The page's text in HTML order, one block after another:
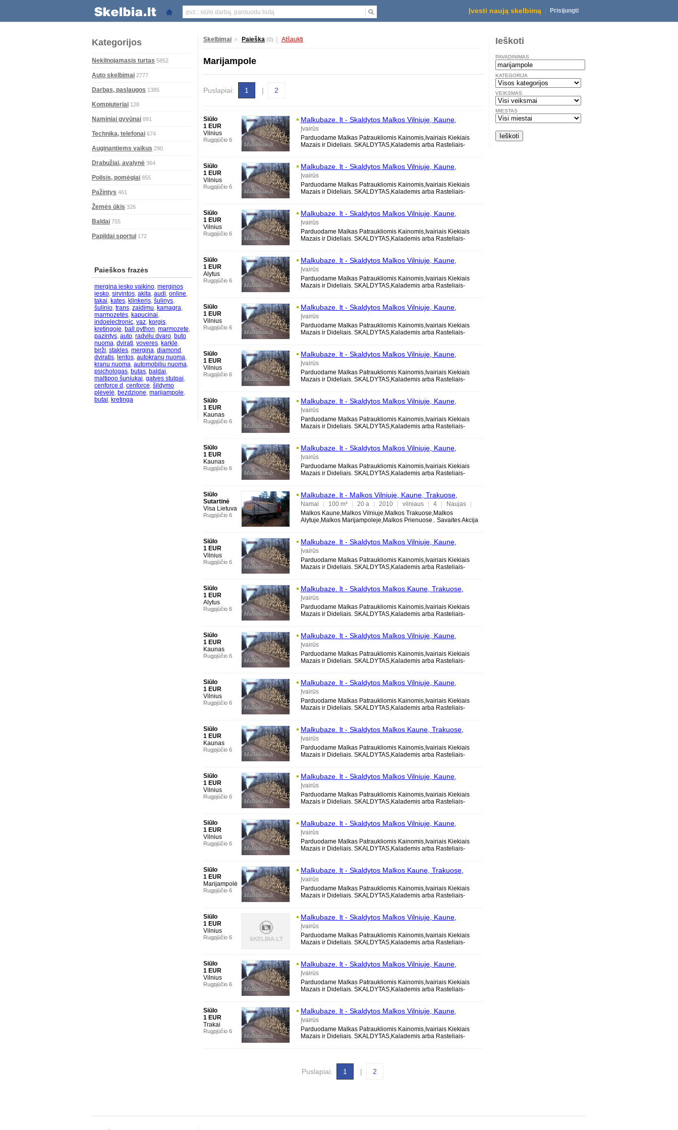
Įvesti naują skelbimą Prisijungti
Kategorijos
Nekilnojamasis turtas 5852
Auto skelbimai 2777
Darbas, paslaugos 1385
Kompiuteriai 128
Naminiai gyvūnai 891
Technika, telefonai 674
Auginantiems vaikus 290
Drabužiai, avalynė 364
Poilsis, pomėgiai 855
Pažintys 461
Žemės ūkis 326
Baldai 755
Papildai sportui 172
Paieškos frazės
mergina iesko vaikino, merginos
iesko, sirvintos, akita, audi, online,
takai, kates, klinkeris, šulinys,
šulinio, trans, zaidimu, kamagra,
marmozetės, kapucinai,
indoelectronic, vaz, korgis,
kretingoje, ball python, marmozete,
pazintys, auto, radvilu dvaro, buto
nuoma, dvirati, voveres, karkle,
birži, stakles, mergina, diamond ,
dviratis, lentos, autokranų nuoma,
kranu nuoma, automobiliu nuoma,
psichologas, butas, baldai,
maltipoo šuniukai, gatves stulpai,
cenforce d , cenforce, šildymo
plėvelė, bezdzione, marijampole,
butai, kretinga
Ieškoti
PAVADINIMAS
KATEGORIJA
VEIKSMAS
MIESTAS
Skelbimai » Paieška (0) Atšaukti
Marijampole
Puslapiai: 1 | 2
Siūlo
1 EUR
Vilnius
Rugpjūčio 6
Malkubaze. lt - Skaldytos Malkos Vilniuje, Kaune,
Trakuose,
Įvairūs
Parduodame Malkas Patraukliomis Kainomis,Ivairiais Kiekiais
Mazais ir Dideliais. SKALDYTAS,Kalademis arba Rasteliais-
Siūlo
1 EUR
Vilnius
Rugpjūčio 6
Malkubaze. lt - Skaldytos Malkos Vilniuje, Kaune,
Trakuose,
Įvairūs
Parduodame Malkas Patraukliomis Kainomis,Ivairiais Kiekiais
Mazais ir Dideliais. SKALDYTAS,Kalademis arba Rasteliais-
Siūlo
1 EUR
Vilnius
Rugpjūčio 6
Malkubaze. lt - Skaldytos Malkos Vilniuje, Kaune,
Trakuose,
Įvairūs
Parduodame Malkas Patraukliomis Kainomis,Ivairiais Kiekiais
Mazais ir Dideliais. SKALDYTAS,Kalademis arba Rasteliais-
Siūlo
1 EUR
Alytus
Rugpjūčio 6
Malkubaze. lt - Skaldytos Malkos Vilniuje, Kaune,
Trakuose,
Įvairūs
Parduodame Malkas Patraukliomis Kainomis,Ivairiais Kiekiais
Mazais ir Dideliais. SKALDYTAS,Kalademis arba Rasteliais-
Siūlo
1 EUR
Vilnius
Rugpjūčio 6
Malkubaze. lt - Skaldytos Malkos Vilniuje, Kaune,
Trakuose,
Įvairūs
Parduodame Malkas Patraukliomis Kainomis,Ivairiais Kiekiais
Mazais ir Dideliais. SKALDYTAS,Kalademis arba Rasteliais-
Siūlo
1 EUR
Vilnius
Rugpjūčio 6
Malkubaze. lt - Skaldytos Malkos Vilniuje, Kaune,
Trakuose,
Įvairūs
Parduodame Malkas Patraukliomis Kainomis,Ivairiais Kiekiais
Mazais ir Dideliais. SKALDYTAS,Kalademis arba Rasteliais-
Siūlo
1 EUR
Kaunas
Rugpjūčio 6
Malkubaze. lt - Skaldytos Malkos Vilniuje, Kaune,
Trakuose,
Įvairūs
Parduodame Malkas Patraukliomis Kainomis,Ivairiais Kiekiais
Mazais ir Dideliais. SKALDYTAS,Kalademis arba Rasteliais-
Siūlo
1 EUR
Kaunas
Rugpjūčio 6
Malkubaze. lt - Skaldytos Malkos Vilniuje, Kaune,
Trakuose,
Įvairūs
Parduodame Malkas Patraukliomis Kainomis,Ivairiais Kiekiais
Mazais ir Dideliais. SKALDYTAS,Kalademis arba Rasteliais-
Siūlo
Sutartinė
Visa Lietuva
Rugpjūčio 6
Malkubaze. lt - Malkos Vilniuje, Kaune, Trakuose,
Marijampoleje, Alytuje, Druskininkuose
Namai 100 m² 20 a 2010 vilniaus 4 Naujas
Medinis | 2
Malkos Kaune,Malkos Vilniuje,Malkos Trakuose,Malkos
Alytuje,Malkos Marijampoleje,Malkos Prienuose.. Savaites Akcija
Siūlo
1 EUR
Vilnius
Rugpjūčio 6
Malkubaze. lt - Skaldytos Malkos Vilniuje, Kaune,
Trakuose,
Įvairūs
Parduodame Malkas Patraukliomis Kainomis,Ivairiais Kiekiais
Mazais ir Dideliais. SKALDYTAS,Kalademis arba Rasteliais-
Siūlo
1 EUR
Alytus
Rugpjūčio 6
Malkubaze. lt - Skaldytos Malkos Kaune, Trakuose,
Marijampole
Įvairūs
Parduodame Malkas Patraukliomis Kainomis,Ivairiais Kiekiais
Mazais ir Dideliais. SKALDYTAS,Kalademis arba Rasteliais-
Siūlo
1 EUR
Kaunas
Rugpjūčio 6
Malkubaze. lt - Skaldytos Malkos Vilniuje, Kaune,
Trakuose,
Įvairūs
Parduodame Malkas Patraukliomis Kainomis,Ivairiais Kiekiais
Mazais ir Dideliais. SKALDYTAS,Kalademis arba Rasteliais-
Siūlo
1 EUR
Vilnius
Rugpjūčio 6
Malkubaze. lt - Skaldytos Malkos Vilniuje, Kaune,
Trakuose,
Įvairūs
Parduodame Malkas Patraukliomis Kainomis,Ivairiais Kiekiais
Mazais ir Dideliais. SKALDYTAS,Kalademis arba Rasteliais-
Siūlo
1 EUR
Kaunas
Rugpjūčio 6
Malkubaze. lt - Skaldytos Malkos Kaune, Trakuose,
Marijampole
Įvairūs
Parduodame Malkas Patraukliomis Kainomis,Ivairiais Kiekiais
Mazais ir Dideliais. SKALDYTAS,Kalademis arba Rasteliais-
Siūlo
1 EUR
Vilnius
Rugpjūčio 6
Malkubaze. lt - Skaldytos Malkos Vilniuje, Kaune,
Trakuose,
Įvairūs
Parduodame Malkas Patraukliomis Kainomis,Ivairiais Kiekiais
Mazais ir Dideliais. SKALDYTAS,Kalademis arba Rasteliais-
Siūlo
1 EUR
Vilnius
Rugpjūčio 6
Malkubaze. lt - Skaldytos Malkos Vilniuje, Kaune,
Trakuose,
Įvairūs
Parduodame Malkas Patraukliomis Kainomis,Ivairiais Kiekiais
Mazais ir Dideliais. SKALDYTAS,Kalademis arba Rasteliais-
Siūlo
1 EUR
Marijampolė
Rugpjūčio 6
Malkubaze. lt - Skaldytos Malkos Kaune, Trakuose,
Marijampole
Įvairūs
Parduodame Malkas Patraukliomis Kainomis,Ivairiais Kiekiais
Mazais ir Dideliais. SKALDYTAS,Kalademis arba Rasteliais-
Siūlo
1 EUR
Vilnius
Rugpjūčio 6
Malkubaze. lt - Skaldytos Malkos Vilniuje, Kaune,
Trakuose,
Įvairūs
Parduodame Malkas Patraukliomis Kainomis,Ivairiais Kiekiais
Mazais ir Dideliais. SKALDYTAS,Kalademis arba Rasteliais-
Siūlo
1 EUR
Vilnius
Rugpjūčio 6
Malkubaze. lt - Skaldytos Malkos Vilniuje, Kaune,
Trakuose,
Įvairūs
Parduodame Malkas Patraukliomis Kainomis,Ivairiais Kiekiais
Mazais ir Dideliais. SKALDYTAS,Kalademis arba Rasteliais-
Siūlo
1 EUR
Trakai
Rugpjūčio 6
Malkubaze. lt - Skaldytos Malkos Vilniuje, Kaune,
Trakuose,
Įvairūs
Parduodame Malkas Patraukliomis Kainomis,Ivairiais Kiekiais
Mazais ir Dideliais. SKALDYTAS,Kalademis arba Rasteliais-
Puslapiai: 1 | 2